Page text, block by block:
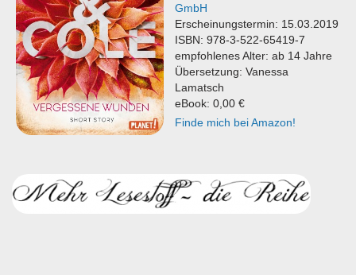
GmbH
Erscheinungstermin: 15.03.2019
ISBN: 978-3-522-65419-7
empfohlenes Alter: ab 14 Jahre
Übersetzung: Vanessa
Lamatsch
eBook: 0,00 €
Finde mich bei Amazon!